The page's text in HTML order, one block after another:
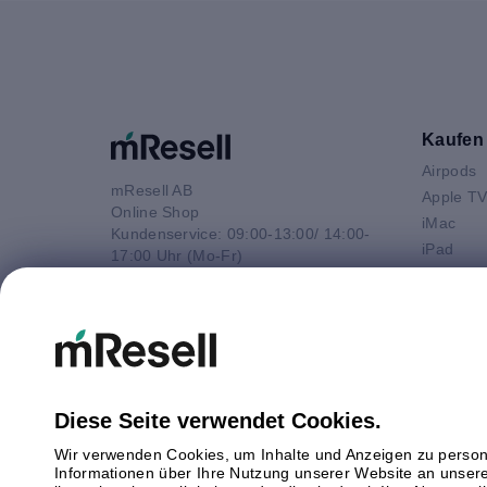
mResell AB
Online Shop
Kundenservice: 09:00-13:00/ 14:00-
17:00 Uhr (Mo-Fr)
info@mresell.de
Kaufen
Airpods
Apple TV
iMac
iPad
Watch
Diese Seite verwendet Cookies.
Wir verwenden Cookies, um Inhalte und Anzeigen zu
Informationen über Ihre Nutzung unserer Website an